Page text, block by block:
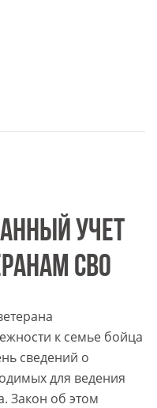
УЧЕТ
СВО
к семье бойца
сведений о
для ведения
Закон об этом